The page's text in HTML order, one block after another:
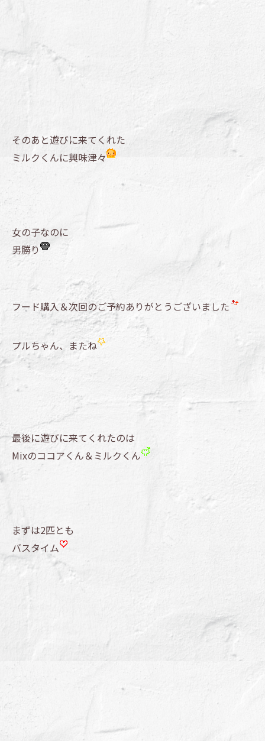
そのあと遊びに来てくれた
ミルクくんに興味津々
女の子なのに
男勝り
フード購入＆次回のご予約ありがとうございました
プルちゃん、またね
最後に遊びに来てくれたのは
Mixのココアくん＆ミルクくん
まずは2匹とも
バスタイム